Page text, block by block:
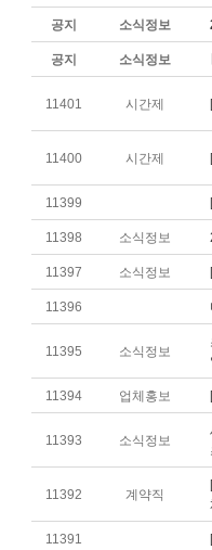
공지 소식정보
공지 소식정보
11401 시간제
11400 시간제
11399
11398 소식정보
11397 소식정보
11396
11395 소식정보
11394 업체홍보
11393 소식정보
11392 계약직
11391